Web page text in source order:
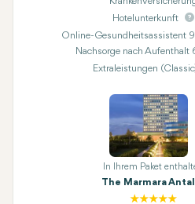
Hotelunterkunft
Online-Gesundheitsassistent
Nachsorge nach Aufenthalt
Extraleistungen
In Ihrem Paket
The Marmara